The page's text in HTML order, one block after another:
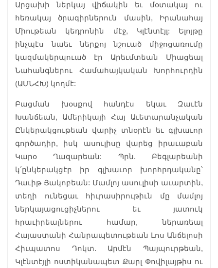
Արցախի ներկայ վիճակին եւ մօտակայ ու
հեռակայ ծրագիրներուն մասին, Իրանահայ
Միութեան կեդրոնին մէջ, Կլէնտէյլ: Ելոյթը
ինչպէս նաեւ ներքոյ նշուած միջոցառումը
կազմակերպուած էր Արեւմտեան Միացեալ
Նահանգներու Համահայկական Խորհուրդին
(ԱՄՆՀԽ) կողմէ:
Բացման խօսքով հանդէս եկաւ Զաւէն
Խանճեան, Ամերիկայի Հայ Աւետարանչական
Ընկերակցութեան վարիչ տնօրէն եւ գլխաւոր
գործադիր, իսկ ասուլիսը վարեց իրաւաբան
Կարօ Ղազարեան: Պրն. Բեգլարեանի
կ՛ընկերակցէր իր գլխաւոր խորհրդականը՝
Դաւիթ Յակոբեան: Մամլոյ ասուլիսի աւարտին,
տեղի ունեցաւ հիւրասիրութիւն մը մամլոյ
ներկայացուցիչներու եւ յատուկ
հրաւիրեալներու համար, ներառեալ
Հայաստանի Հանրապետութեան Լոս Անճելոսի
Հիւպատոս Դոկտ. Արմէն Պայպուրթեան,
Կլէնտէյլի ոստիկանապետ Քարլ Փովիլայթիս ու